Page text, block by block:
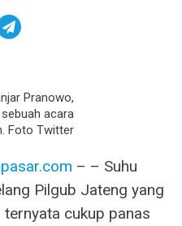
Pranowo,
acara
Foto Twitter
– – Suhu
Pilgub Jateng yang
cukup panas